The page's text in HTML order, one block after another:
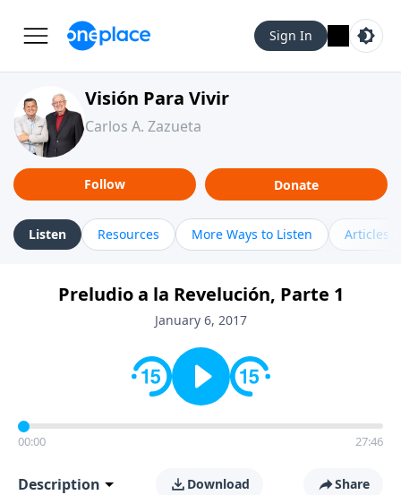
Sign In
Visión Para Vivir
Carlos A. Zazueta
Follow Donate
Listen Resources More Ways to Listen Articles
Preludio a la Revelución, Parte 1
January 6, 2017
00:00 27:46
Description Download Share